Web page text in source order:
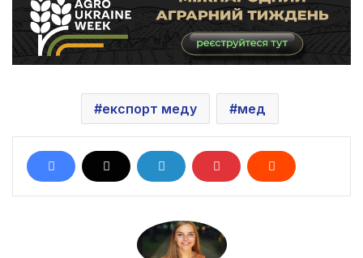
експорт меду мед